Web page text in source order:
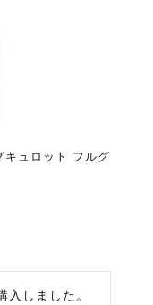
キュロット フルグ
しました。